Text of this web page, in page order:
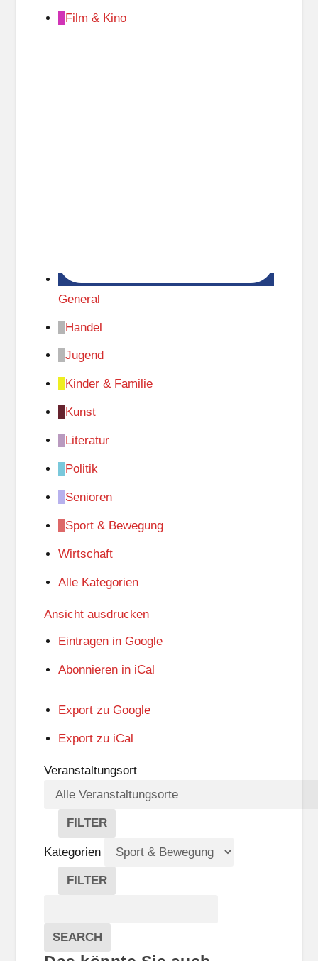
Film & Kino
General
Handel
Jugend
Kinder & Familie
Kunst
Literatur
Politik
Senioren
Sport & Bewegung
Wirtschaft
Alle Kategorien
Ansicht ausdrucken
Eintragen in Google
Abonnieren in iCal
Export zu Google
Export zu iCal
Veranstaltungsort
FILTER
V
E
R
A
A
L
Kategorien
FILTER
E
G
Veranstaltungen
SEARCH